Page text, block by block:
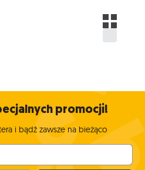
promocji!
i bądź zawsze na bieżąco